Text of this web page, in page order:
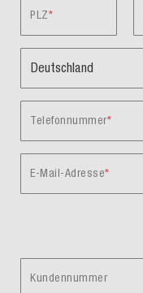
PLZ
Telefonnummer
E-Mail-Adresse
Kundennummer